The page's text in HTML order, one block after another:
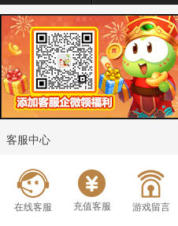
客服中心
在线客服 充值客服 游戏留言